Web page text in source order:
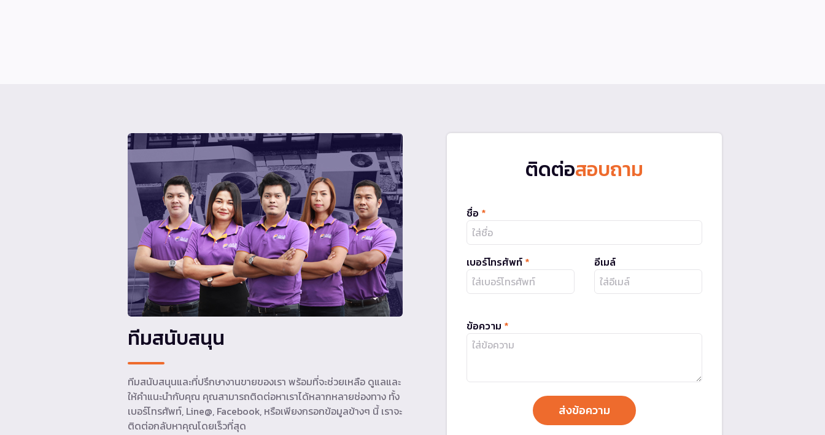
ติดต่อสอบถาม
ชื่อ *
เบอร์โทรศัพท์ * อีเมล์
ข้อความ *
ทีมสนับสนุน
ทีมสนับสนุนและที่ปรึกษางานขายของเรา พร้อมที่จะช่วยเหลือ ดูแลและ
ให้คำแนะนำกับคุณ คุณสามารถติดต่อหาเราได้หลากหลายช่องทาง ทั้ง
เบอร์โทรศัพท์, Line@, Facebook, หรือเพียงกรอกข้อมูลข้างๆ นี้ เราจะ
ติดต่อกลับหาคุณโดยเร็วที่สุด